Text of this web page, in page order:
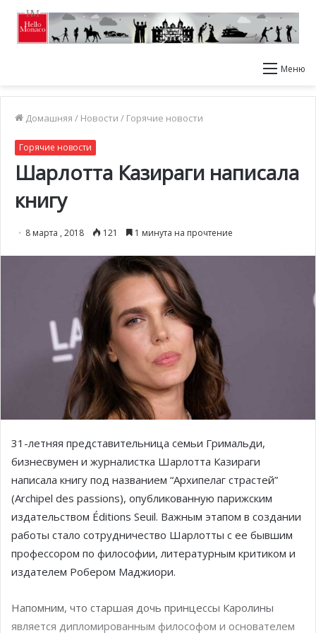
Меню
Домашняя / Новости / Горячие новости
Горячие новости
Шарлотта Казираги написала
книгу
8 марта , 2018 121 1 минута на прочтение
31-летняя представительница семьи Гримальди,
бизнесвумен и журналистка Шарлотта Казираги
написала книгу под названием “Архипелаг страстей”
(Archi­pel des passions), опубликованную парижским
издательством Éditions Seuil. Важным этапом в создании
работы стало сотрудничество Шарлотты с ее бывшим
профессором по философии, литературным критиком и
издателем Робером Маджиори.
Напомним, что старшая дочь принцессы Каролины
является дипломированным философом и основателем